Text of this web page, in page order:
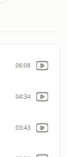
06:08
04:34
03:43